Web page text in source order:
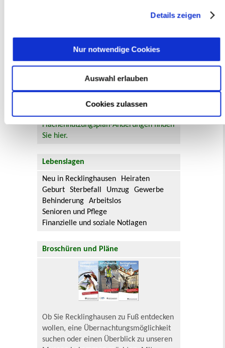
Details zeigen
Cookies zulassen
Auswahl erlauben
Nur notwendige Cookies
es Möglichkeiten, sich an
Bebauungsplänen und Änderungen zum
Aktuelle Bürgerbeteiligungen zu
Bebauungsplänen finden Sie hier.
Aktuelle Bürgerbeteiligungen zu
Flächennutzungsplan-Änderungen finden
Sie hier.
Lebenslagen
Neu in Recklinghausen
Heiraten
Geburt
Sterbefall Umzug
Gewerbe
Behinderung
Arbeitslos
Senioren und Pflege
Finanzielle und soziale Notlagen
Broschüren und Pläne
Ob Sie Recklinghausen zu Fuß entdecken
wollen, eine Übernachtungsmöglichkeit
suchen oder einen Überblick zu unseren